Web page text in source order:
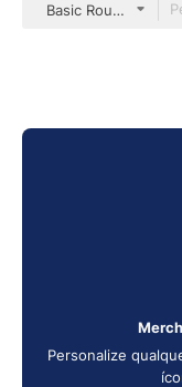
Basic Rounded
Personalize